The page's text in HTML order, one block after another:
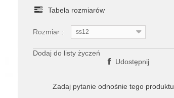
Tabela rozmiarów
Rozmiar : ss12
Dodaj do listy życzeń
Udostępnij
Zadaj pytanie odnośnie tego produktu